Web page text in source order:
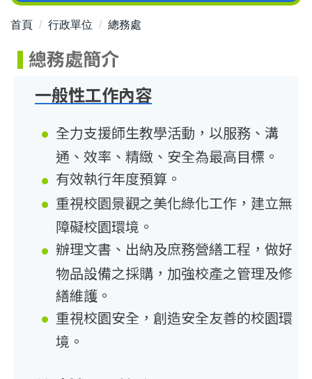
首頁 行政單位 總務處
總務處簡介
一般性工作內容
全力支援師生教學活動，以服務、溝
通、效率、精緻、安全為最高目標。
有效執行年度預算。
重視校園景觀之美化綠化工作，建立無
障礙校園環境。
辦理文書、出納及庶務營繕工程，做好
物品設備之採購，加強校產之管理及修
繕維護。
重視校園安全，創造安全友善的校園環
境。